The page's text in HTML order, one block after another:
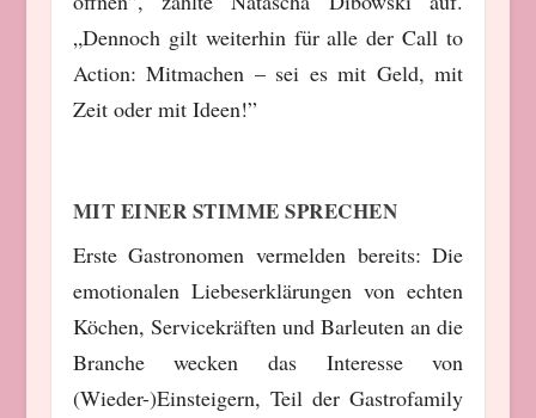
„Dennoch gilt weiterhin für alle der Call to
Action: Mitmachen – sei es mit Geld, mit
Zeit oder mit Ideen!”
MIT EINER STIMME SPRECHEN
Erste Gastronomen vermelden bereits: Die
emotionalen Liebeserklärungen von echten
Köchen, Servicekräften und Barleuten an die
Branche wecken das Interesse von
(Wieder-)Einsteigern, Teil der Gastrofamily